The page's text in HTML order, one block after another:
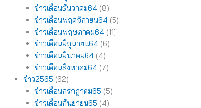
ข่าวเดือนธันวาคม64 (8)
ข่าวเดือนพฤศจิกายน64 (5)
ข่าวเดือนพฤษภาคม64 (11)
ข่าวเดือนมิถุนายน64 (6)
ข่าวเดือนมีนาคม64 (4)
ข่าวเดือนสิงหาคม64 (7)
ข่าว2565 (62)
ข่าวเดือนกรกฎาคม65 (5)
ข่าวเดือนกันยายน65 (4)